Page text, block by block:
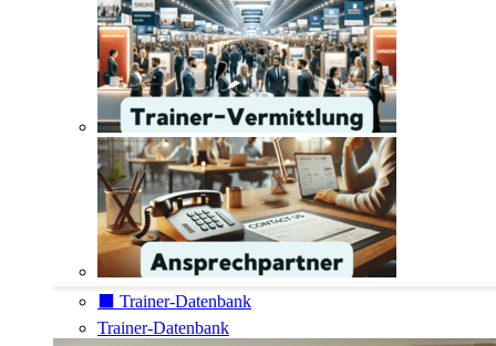
⬛️ Trainer-Datenbank
Trainer-Datenbank